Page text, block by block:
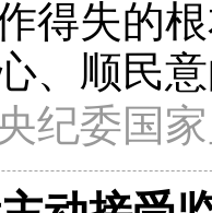
得失的
、顺民
纪委国